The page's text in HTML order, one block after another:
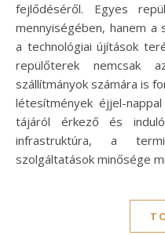
fejlődéséről. Egyes
mennyiségében, hanem a
a technológiai újítások
repülőterek nemcsak
szállítmányok számára is
létesítmények éjjel-
tájáról érkező és
infrastruktúra, a
szolgáltatások minősége